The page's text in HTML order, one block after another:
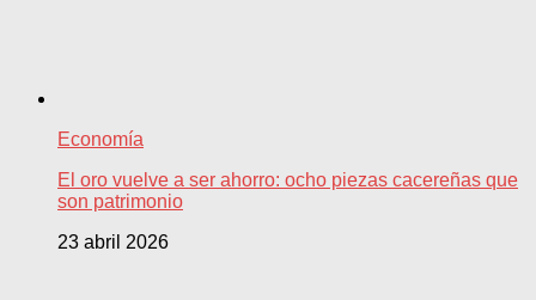
Economía
El oro vuelve a ser ahorro: ocho piezas cacereñas que
son patrimonio
23 abril 2026